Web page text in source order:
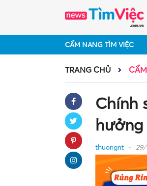
CẨM NANG TÌM VIỆC
TRANG CHỦ
Chính
thuongnt 29/